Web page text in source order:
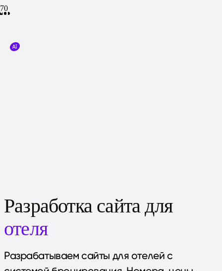
Разработка сайта для
отеля
Разрабатываем сайты для отелей с